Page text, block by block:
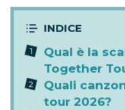
Qual è la
Together
Quali
tour 2026?